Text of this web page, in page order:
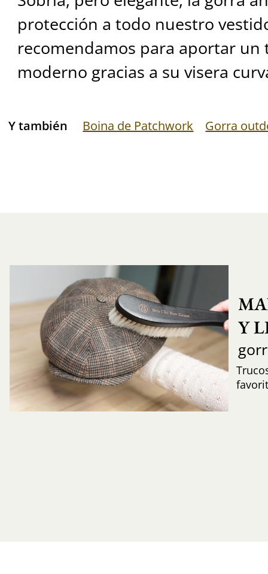
protección a todo nuestro
recomendamos para aportar un
moderno gracias a su visera
Y también Boina de Patchwork Gorra
Y